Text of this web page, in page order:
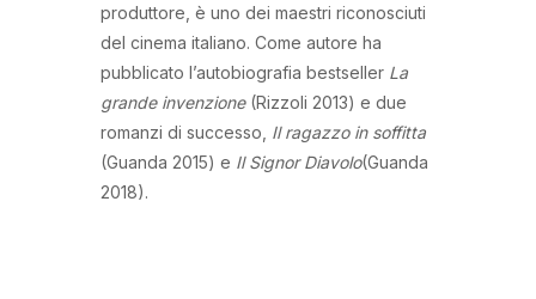
produttore, è uno dei maestri riconosciuti
del cinema italiano. Come autore ha
pubblicato l’autobiografia bestseller La
grande invenzione(Rizzoli 2013) e due
romanzi di successo, Il ragazzo in soffitta
(Guanda 2015) e Il Signor Diavolo(Guanda
2018).